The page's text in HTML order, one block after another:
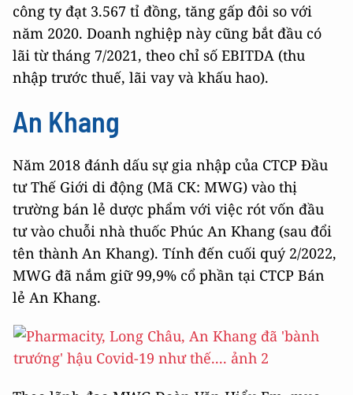
công ty đạt 3.567 tỉ đồng, tăng gấp đôi so với
năm 2020. Doanh nghiệp này cũng bắt đầu có
lãi từ tháng 7/2021, theo chỉ số EBITDA (thu
nhập trước thuế, lãi vay và khấu hao).
An Khang
Năm 2018 đánh dấu sự gia nhập của CTCP Đầu
tư Thế Giới di động (Mã CK: MWG) vào thị
trường bán lẻ dược phẩm với việc rót vốn đầu
tư vào chuỗi nhà thuốc Phúc An Khang (sau đổi
tên thành An Khang). Tính đến cuối quý 2/2022,
MWG đã nắm giữ 99,9% cổ phần tại CTCP Bán
lẻ An Khang.